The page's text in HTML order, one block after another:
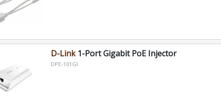
D-Link1-Port Gigabit PoE Injector
DPE-101GI